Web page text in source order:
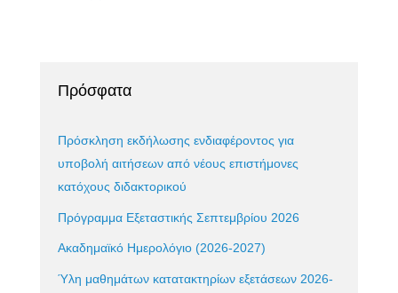
Πρόσφατα
Πρόσκληση εκδήλωσης ενδιαφέροντος για
υποβολή αιτήσεων από νέους επιστήμονες
κατόχους διδακτορικού
Πρόγραμμα Εξεταστικής Σεπτεμβρίου 2026
Ακαδημαϊκό Ημερολόγιο (2026-2027)
Ύλη μαθημάτων κατατακτηρίων εξετάσεων 2026-